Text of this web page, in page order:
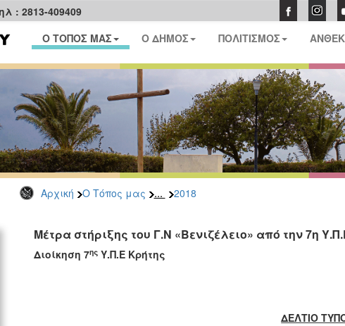
: 2813-409409
Ο ΤΟΠΟΣ ΜΑΣ Ο ΔΗΜΟΣ ΠΟΛΙΤΙΣΜΟΣ
Αρχική Ο Τόπος μας ... 2018
Μέτρα στήριξης του Γ.Ν «Βενιζέλειο» από την 7η
Διοίκηση 7ηςΥ.Π.Ε Κρήτης
ΔΕΛΤΙΟ